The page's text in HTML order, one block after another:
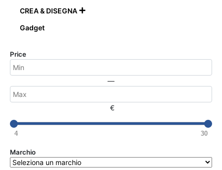
CREA & DISEGNA 
Gadget
Price
—
€
4 30
Marchio